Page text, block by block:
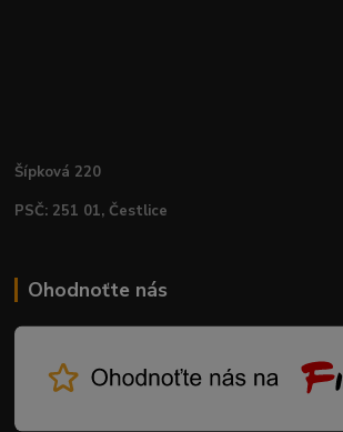
Šípková 220
PSČ: 251 01, Čestlice
Ohodnoťte nás